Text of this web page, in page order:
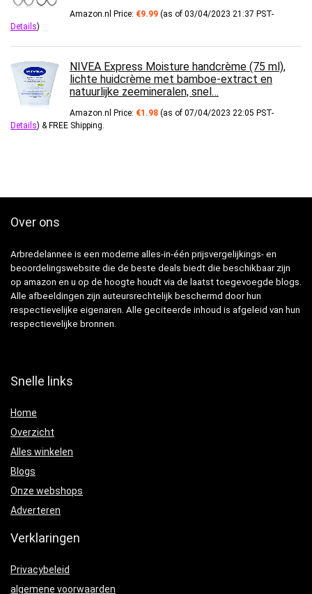
Amazon.nl Price: €9.99 (as of 03/04/2023 21:37 PST-
Details)
NIVEA Express Moisture handcrème (75 ml),
lichte huidcrème met bamboe-extract en
natuurlijke zeemineralen, snel…
Amazon.nl Price: €1.98 (as of 07/04/2023 22:05 PST-
Details) & FREE Shipping.
Over ons
Arbredelannee is een moderne alles-in-één prijsvergelijkings- en
beoordelingswebsite die de beste deals biedt die beschikbaar zijn
op amazon en u op de hoogte houdt via de laatst toegevoegde blogs.
Alle afbeeldingen zijn auteursrechtelijk beschermd door hun
respectievelijke eigenaren. Alle geciteerde inhoud is afgeleid van hun
respectievelijke bronnen.
Snelle links
Home
Overzicht
Alles winkelen
Blogs
Onze webshops
Adverteren
Verklaringen
Privacybeleid
algemene voorwaarden